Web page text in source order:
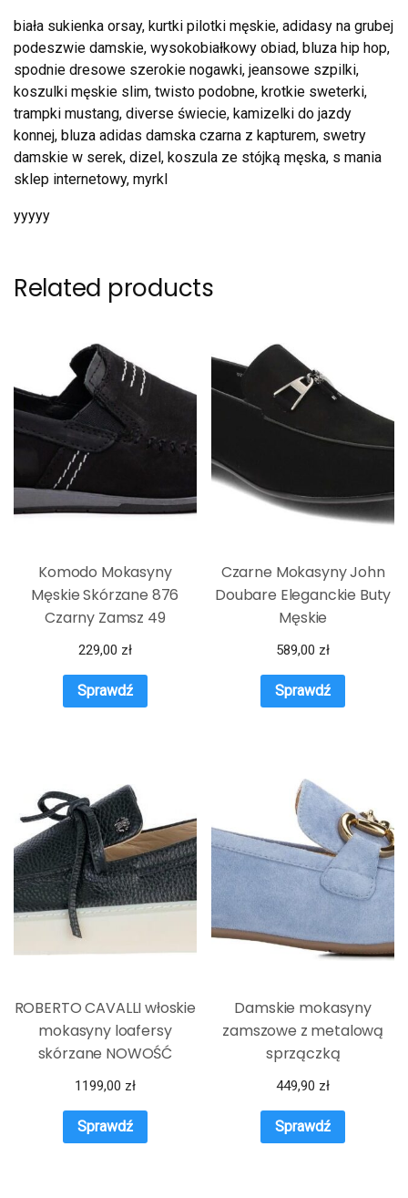
biała sukienka orsay, kurtki pilotki męskie, adidasy na grubej
podeszwie damskie, wysokobiałkowy obiad, bluza hip hop,
spodnie dresowe szerokie nogawki, jeansowe szpilki,
koszulki męskie slim, twisto podobne, krotkie sweterki,
trampki mustang, diverse świecie, kamizelki do jazdy
konnej, bluza adidas damska czarna z kapturem, swetry
damskie w serek, dizel, koszula ze stójką męska, s mania
sklep internetowy, myrkl
yyyyy
Related products
Komodo Mokasyny
Męskie Skórzane 876
Czarny Zamsz 49
229,00 zł
Sprawdź
Czarne Mokasyny John
Doubare Eleganckie Buty
Męskie
589,00 zł
Sprawdź
ROBERTO CAVALLI włoskie
mokasyny loafersy
skórzane NOWOŚĆ
1199,00 zł
Sprawdź
Damskie mokasyny
zamszowe z metalową
sprzączką
449,90 zł
Sprawdź